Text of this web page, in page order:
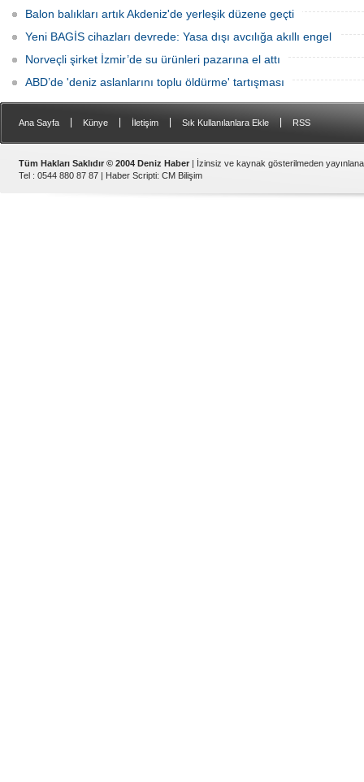
Balon balıkları artık Akdeniz'de yerleşik düzene geçti
Yeni BAGİS cihazları devrede: Yasa dışı avcılığa akıllı engel
Norveçli şirket İzmir’de su ürünleri pazarına el attı
ABD’de 'deniz aslanlarını toplu öldürme' tartışması
Ana Sayfa Künye İletişim Sık Kullanılanlara Ekle RSS
Tüm Hakları Saklıdır © 2004 Deniz Haber | İzinsiz ve kaynak gösterilmeden
Tel : 0544 880 87 87 | Haber Scripti: CM Bilişim